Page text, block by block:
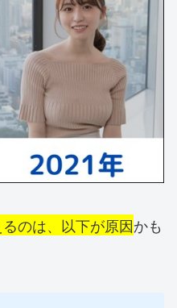
のは、以下が原因かも